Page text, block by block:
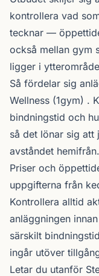
kontrollera vad
tecknar —
också mellan gym
ligger i
Så fördelar sig
Wellness (1gym) .
bindningstid och
så det lönar sig att
avståndet hemifrån.
Priser och
uppgifterna från
Kontrollera alltid
anläggningen
särskilt
ingår utöver
Letar du utanför